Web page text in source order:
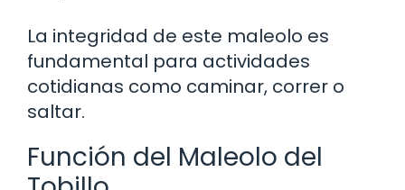
La integridad de este maleolo es
fundamental para actividades
cotidianas como caminar, correr o
saltar.
Función del Maleolo del